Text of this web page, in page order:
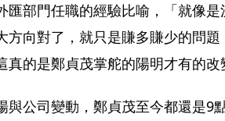
匯部門任職的經驗比喻，「就像
方向對了，就只是賺多賺少的問
的是鄭貞茂掌舵的陽明才有的改
與公司變動，鄭貞茂至今都還是9